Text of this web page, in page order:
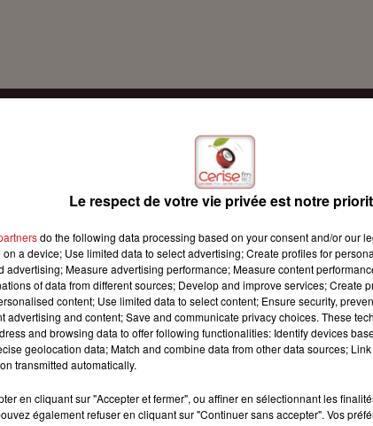
Le respect de votre vie privée est notre
do the following data processing based on your consent and/or our
a device; Use limited data to select advertising; Create profiles for
advertising; Measure advertising performance; Measure content
of data from different sources; Develop and improve services; Create
content; Use limited data to select content; Ensure security,
advertising and content; Save and communicate privacy choices. These
and browsing data to offer following functionalities: Identify devices
geolocation data; Match and combine data from other data sources;
transmitted automatically.
en cliquant sur "Accepter et fermer", ou affiner en sélectionnant les
également refuser en cliquant sur "Continuer sans accepter". Vos